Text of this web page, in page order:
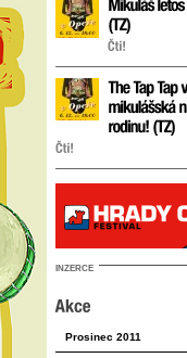
INZERCE
Prosinec 2011